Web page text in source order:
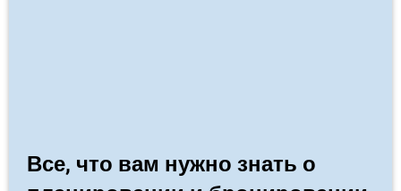
Все, что вам нужно знать о